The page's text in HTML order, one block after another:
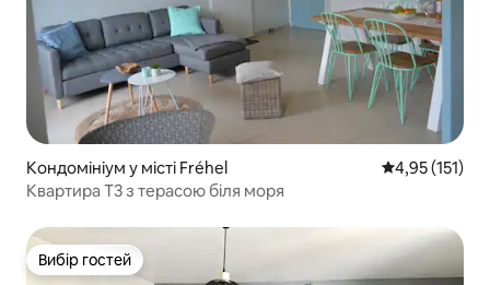
Кондомініум у місті Fréhel Середня
4,95 (151)
Квартира T3 з терасою біля моря
Вибір гостей
Вибір гостей